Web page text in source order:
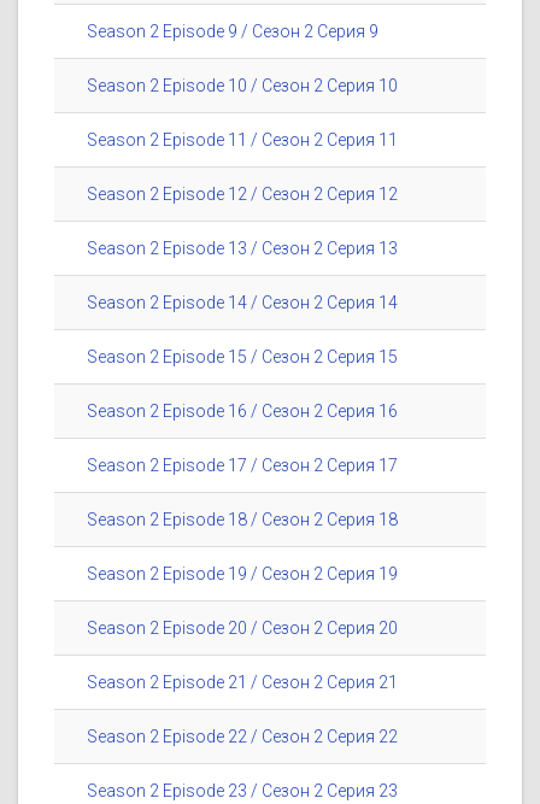
Season 2 Episode 9 / Сезон 2 Серия 9
Season 2 Episode 10 / Сезон 2 Серия 10
Season 2 Episode 11 / Сезон 2 Серия 11
Season 2 Episode 12 / Сезон 2 Серия 12
Season 2 Episode 13 / Сезон 2 Серия 13
Season 2 Episode 14 / Сезон 2 Серия 14
Season 2 Episode 15 / Сезон 2 Серия 15
Season 2 Episode 16 / Сезон 2 Серия 16
Season 2 Episode 17 / Сезон 2 Серия 17
Season 2 Episode 18 / Сезон 2 Серия 18
Season 2 Episode 19 / Сезон 2 Серия 19
Season 2 Episode 20 / Сезон 2 Серия 20
Season 2 Episode 21 / Сезон 2 Серия 21
Season 2 Episode 22 / Сезон 2 Серия 22
Season 2 Episode 23 / Сезон 2 Серия 23